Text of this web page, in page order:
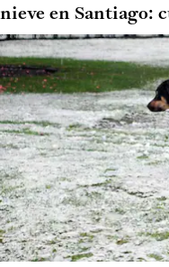
nieve en Santiago: